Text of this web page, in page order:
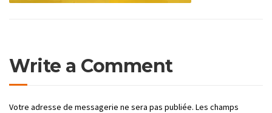
Write a Comment
Votre adresse de messagerie ne sera pas publiée. Les champs